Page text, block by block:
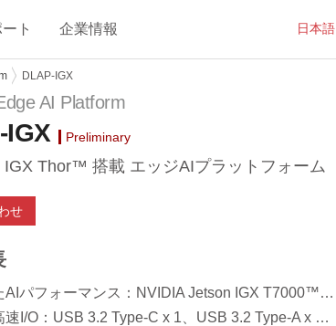
日本語
ト 企業情報
DLAP-IGX
AI Platform
IGX Preliminary
Thor™ 搭載 エッジAIプラットフォーム
せ
ス：NVIDIA Jetson IGX T7000™を搭載し、最大4,293 TFLOPS（FP4-Sparse）の演算性能で、マルチモデル生成AIワークロードに対応
USB 3.2 Type-C x 1、USB 3.2 Type-A x 4、そして包括的な拡張オプションを搭載